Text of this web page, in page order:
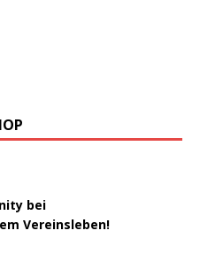
bei
Vereinsleben!